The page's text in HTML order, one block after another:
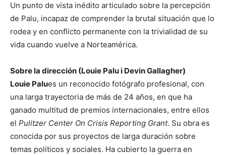
Un punto de vista inédito articulado sobre la percepción
de Palu, incapaz de comprender la brutal situación que lo
rodea y en conflicto permanente con la trivialidad de su
vida cuando vuelve a Norteamérica.
Sobre la dirección (Louie Palu i Devin Gallagher)
Louie Palues un reconocido fotógrafo profesional, con
una larga trayectoria de más de 24 años, en que ha
ganado multitud de premios internacionales, entre ellos
el Pulitzer Center On Crisis Reporting Grant. Su obra es
conocida por sus proyectos de larga duración sobre
temas políticos y sociales. Ha cubierto la guerra en